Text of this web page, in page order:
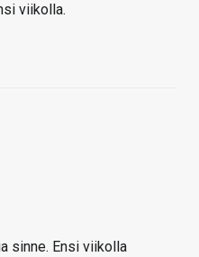
viikolla.
sinne. Ensi viikolla